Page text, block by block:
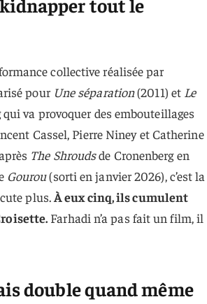
collective réalisée par
pour Une séparation(2011) et Le
va provoquer des embouteillages
Cassel, Pierre Niney et Catherine
The Shroudsde Cronenberg en
Gourou(sorti en janvier 2026), c’est la
plus.À eux cinq, ils cumulent
Farhadi n’a pas fait un film, il
double quand même